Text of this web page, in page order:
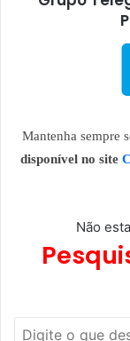
Mantenha sempre
disponível no site
Não